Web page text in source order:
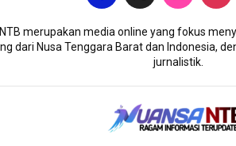
merupakan media online yang fokus
dari Nusa Tenggara Barat dan Indonesia,
jurnalistik.